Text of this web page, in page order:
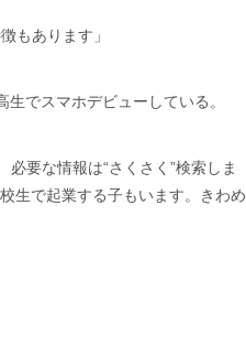
もあります」
でスマホデビューしている。
要な情報は“さくさく”検索しま
生で起業する子もいます。きわめ